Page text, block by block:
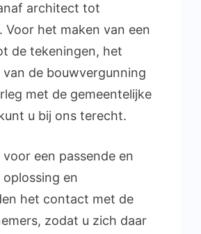
architect tot
Voor het maken van een
de tekeningen, het
van de bouwvergunning
met de gemeentelijke
u bij ons terecht.
een passende en
en
het contact met de
zodat u zich daar